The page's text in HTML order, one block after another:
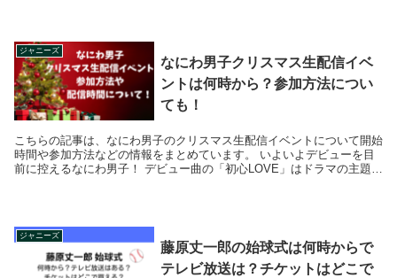
ジャニーズ
なにわ男子クリスマス生配信イベ
ントは何時から？参加方法につい
ても！
こちらの記事は、なにわ男子のクリスマス生配信イベントについて開始
時間や参加方法などの情報をまとめています。 いよいよデビューを目
前に控えるなにわ男子！ デビュー曲の「初心LOVE」はドラマの主題歌
ジャニーズ
藤原丈一郎の始球式は何時からで
テレビ放送は？チケットはどこで